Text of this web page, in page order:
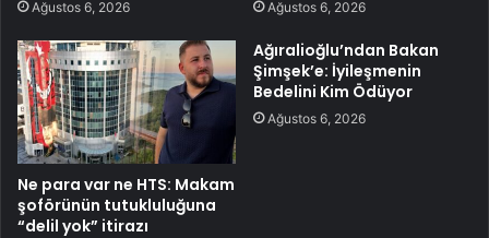
Ağustos 6, 2026 Ağustos 6, 2026
Ne para var ne HTS: Makam
şoförünün tutukluluğuna
“delil yok” itirazı
Ağıralioğlu’ndan Bakan
Şimşek’e: İyileşmenin
Bedelini Kim Ödüyor
Ağustos 6, 2026